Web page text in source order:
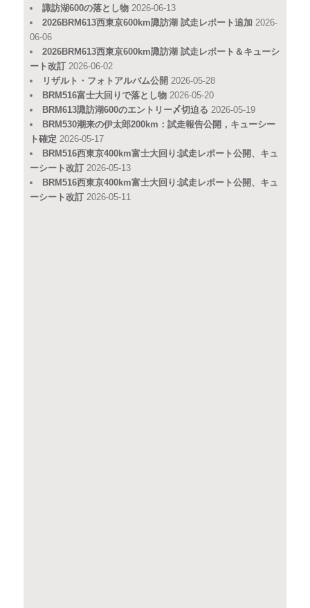
諏訪湖600の落とし物 2026-06-13
2026BRM613西東京600km諏訪湖 試走レポート追加 2026-
06-06
2026BRM613西東京600km諏訪湖 試走レポート＆キューシ
ート改訂 2026-06-02
リザルト・フォトアルバム公開 2026-05-28
BRM516富士大回りで落とし物 2026-05-20
BRM613諏訪湖600のエントリー〆切迫る 2026-05-19
BRM530潮来の伊太郎200km：試走報告公開，キューシー
ト確定 2026-05-17
BRM516西東京400km富士大回り:試走レポート公開、キュ
ーシート改訂 2026-05-13
BRM516西東京400km富士大回り:試走レポート公開、キュ
ーシート改訂 2026-05-11